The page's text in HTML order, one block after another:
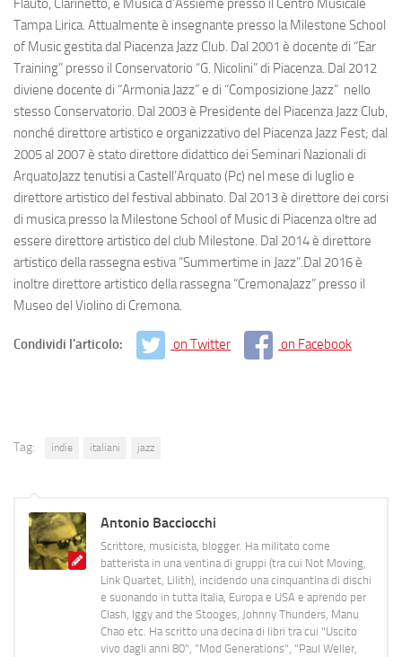
Flauto, Clarinetto, e Musica d’Assieme presso il Centro Musicale
Tampa Lirica. Attualmente è insegnante presso la Milestone School
of Music gestita dal Piacenza Jazz Club. Dal 2001 è docente di “Ear
Training” presso il Conservatorio “G. Nicolini” di Piacenza. Dal 2012
diviene docente di “Armonia Jazz” e di “Composizione Jazz” nello
stesso Conservatorio. Dal 2003 è Presidente del Piacenza Jazz Club,
nonché direttore artistico e organizzativo del Piacenza Jazz Fest; dal
2005 al 2007 è stato direttore didattico dei Seminari Nazionali di
ArquatoJazz tenutisi a Castell’Arquato (Pc) nel mese di luglio e
direttore artistico del festival abbinato. Dal 2013 è direttore dei corsi
di musica presso la Milestone School of Music di Piacenza oltre ad
essere direttore artistico del club Milestone. Dal 2014 è direttore
artistico della rassegna estiva “Summertime in Jazz”.Dal 2016 è
inoltre direttore artistico della rassegna “CremonaJazz” presso il
Museo del Violino di Cremona.
Condividi l'articolo: on Twitter on Facebook
Tag: indie italiani jazz
Antonio Bacciocchi
Scrittore, musicista, blogger. Ha militato come
batterista in una ventina di gruppi (tra cui Not Moving,
Link Quartet, Lilith), incidendo una cinquantina di dischi
e suonando in tutta Italia, Europa e USA e aprendo per
Clash, Iggy and the Stooges, Johnny Thunders, Manu
Chao etc. Ha scritto una decina di libri tra cui "Uscito
vivo dagli anni 80", "Mod Generations", "Paul Weller,